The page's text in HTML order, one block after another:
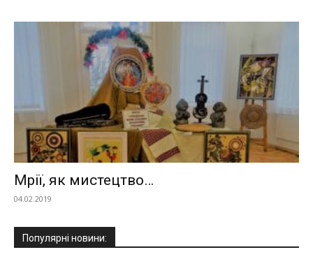
Мрії, як мистецтво…
04.02.2019
Популярні новини: